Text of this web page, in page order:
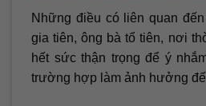
Những điều có liên quan
gia tiên, ông bà tổ tiên, nơi
hết sức thận trọng để ý
trường hợp làm ảnh hưởng